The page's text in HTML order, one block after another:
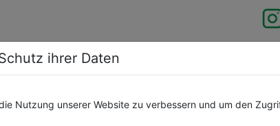
KOORDINIERUNGSSTELLE
ihrer Daten
Nutzung unserer Website zu verbessern und um den